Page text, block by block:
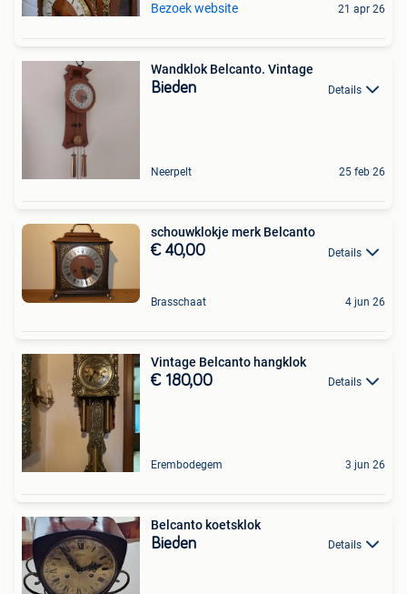
Bezoek website 21 apr 26
Wandklok Belcanto. Vintage
Bieden Details
Neerpelt 25 feb 26
schouwklokje merk Belcanto
€ 40,00 Details
Brasschaat 4 jun 26
Vintage Belcanto hangklok
€ 180,00 Details
Erembodegem 3 jun 26
Belcanto koetsklok
Bieden Details